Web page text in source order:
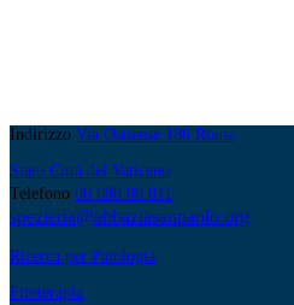
Indirizzo Via Ostiense 186 Roma
Stato Città del Vaticano
Telefono 06 698 80 811
spezieria@abbaziasanpaolo.org
Ricerca per Patologia
Fitoterapia